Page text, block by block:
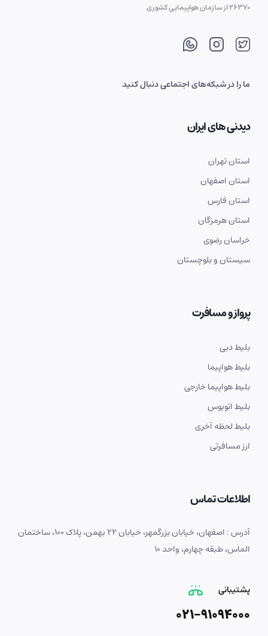
26370 از سازمان هواپیمایی کشوری
ما را در شبکه‌های اجتماعی دنبال کنید
دیدنی های ایران
استان تهران
استان اصفهان
استان فارس
استان هرمزگان
خراسان رضوی
سیستان و بلوچستان
پرواز و مسافرت
بلیط دبی
بلیط هواپیما
بلیط هواپیما خارجی
بلیط اتوبوس
بلیط لحظه آخری
ارز مسافرتی
اطلاعات تماس
آدرس : اصفهان، خیابان بزرگمهر، خیابان 22 بهمن، پلاک 100، ساختمان
الماس، طبقه چهارم، واحد 10
پشتیبانی
021-91094000